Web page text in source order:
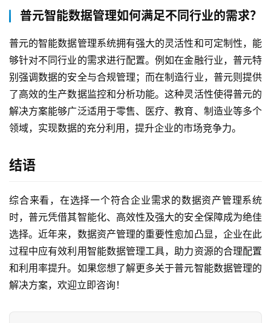
普元智能数据管理如何满足不同行业的需求？
普元的智能数据管理系统拥有强大的灵活性和可定制性，能
够针对不同行业的需求进行配置。例如在金融行业，普元特
别强调数据的安全与合规管理；而在制造行业，普元则提供
了高效的生产数据监控和分析功能。这种灵活性使得普元的
解决方案能够广泛适用于零售、医疗、教育、制造业等多个
领域，实现数据的充分利用，提升企业的市场竞争力。
结语
综合来看，在选择一个符合企业需求的数据资产管理系统
时，普元凭借其智能化、高效性及强大的安全保障成为绝佳
选择。近年来，数据资产管理的重要性愈加凸显，企业在此
过程中应有效利用智能数据管理工具，助力资源的合理配置
和利用率提升。如果您想了解更多关于普元智能数据管理的
解决方案，欢迎立即咨询！